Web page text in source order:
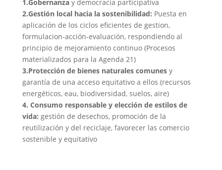
1.Gobernanza y democracia participativa
2.Gestión local hacia la sostenibilidad: Puesta en
aplicación de los ciclos eficientes de gestion,
formulacion-acción-evaluación, respondiendo al
principio de mejoramiento continuo (Procesos
materializados para la Agenda 21)
3.Protección de bienes naturales comunesy
garantía de una acceso equitativo a ellos (recursos
energéticos, eau, biodiversidad, suelos, aire)
4. Consumo responsable y elección de estilos de
vida: gestión de desechos, promoción de la
reutilización y del reciclaje, favorecer las comercio
sostenible y equitativo